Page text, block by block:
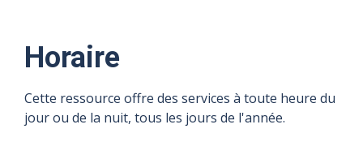
Horaire
Cette ressource offre des services à toute heure du
jour ou de la nuit, tous les jours de l'année.